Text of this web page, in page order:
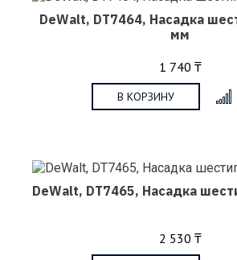
DeWalt, DT7464, Насадка
мм
1 740 ₸
В КОРЗИНУ
DeWalt, DT7465, Насадка
2 530 ₸